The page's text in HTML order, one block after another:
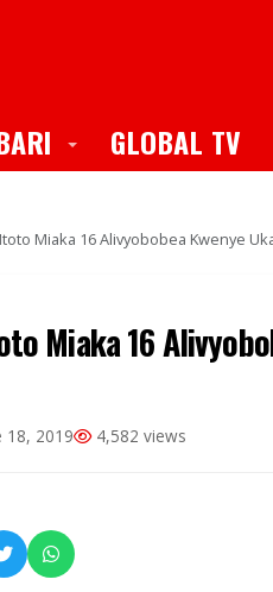
Toggle Dropdown
GLOBAL TV
Miaka 16 Alivyobobea Kwenye
Miaka 16
18, 2019 4,582 views